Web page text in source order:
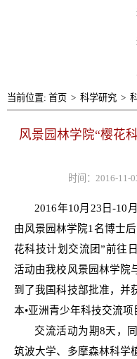
当前位置: 首页 > 科学研究 >
风景园林学院“樱花
时间：2016-11-
2016年10月23日-10
由风景园林学院1名博士
花科技计划交流团”前往
活动由我校风景园林学院
到了我国科技部批准，并
本•亚洲青少年科技交流项
交流活动为期8天，
筑波大学、多摩森林科学